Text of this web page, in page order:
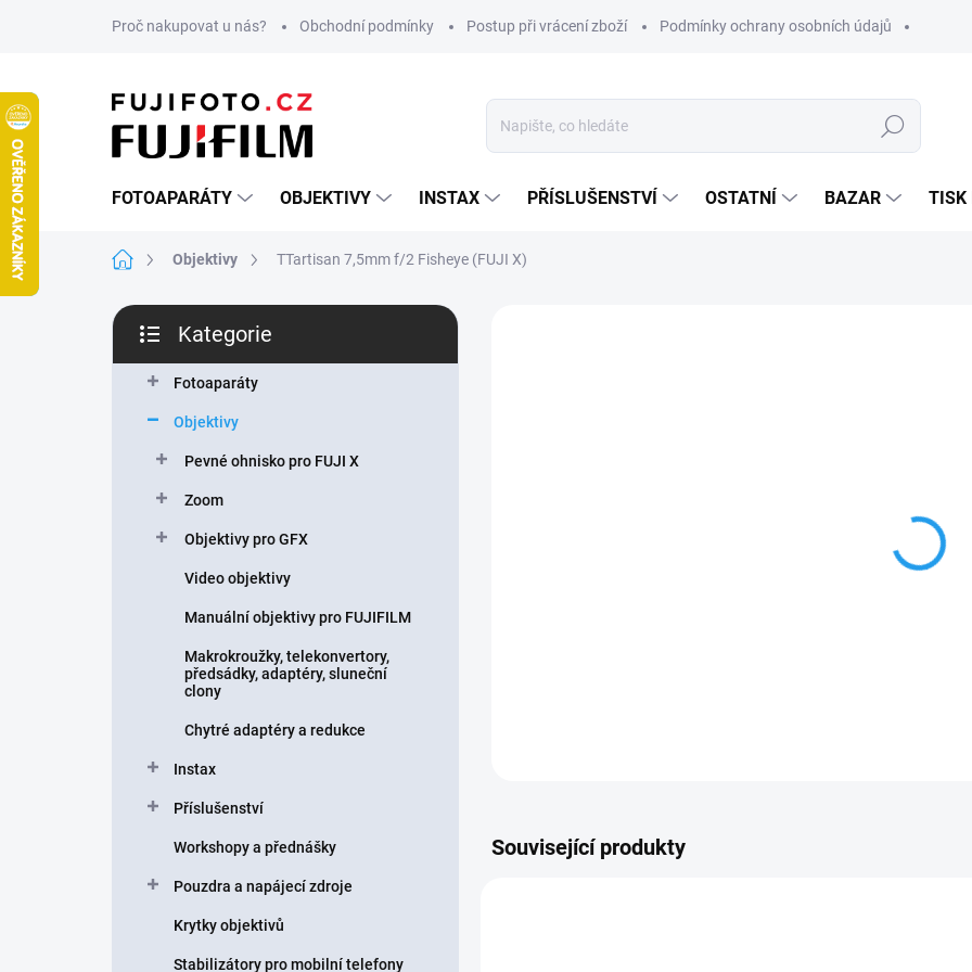
Proč nakupovat u nás? Obchodní podmínky Postup při vrácení zboží Podmínky ochrany osobních údajů
Hledat
FOTOAPARÁTY OBJEKTIVY INSTAX PŘÍSLUŠENSTVÍ OSTATNÍ BAZAR TISK
Domů Objektivy TTartisan 7,5mm f/2 Fisheye (FUJI X)
P
s
kategorie
Kategorie
Fotoaparáty
Objektivy
Pevné ohnisko pro FUJI X
Zoom
Objektivy pro GFX
Video objektivy
Manuální objektivy pro FUJIFILM
Makrokroužky, telekonvertory,
předsádky, adaptéry, sluneční
clony
Chytré adaptéry a redukce
Instax
Příslušenství
Workshopy a přednášky
Pouzdra a napájecí zdroje
Krytky objektivů
Stabilizátory pro mobilní telefony
Související produkty